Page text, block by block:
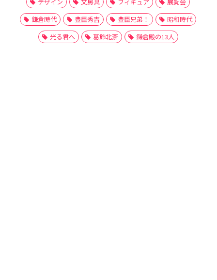
デザイン
文房具 フィギュア
展覧会
鎌倉時代
豊臣秀吉 豊臣兄弟！
昭和時代
光る君へ
葛飾北斎 鎌倉殿の13人